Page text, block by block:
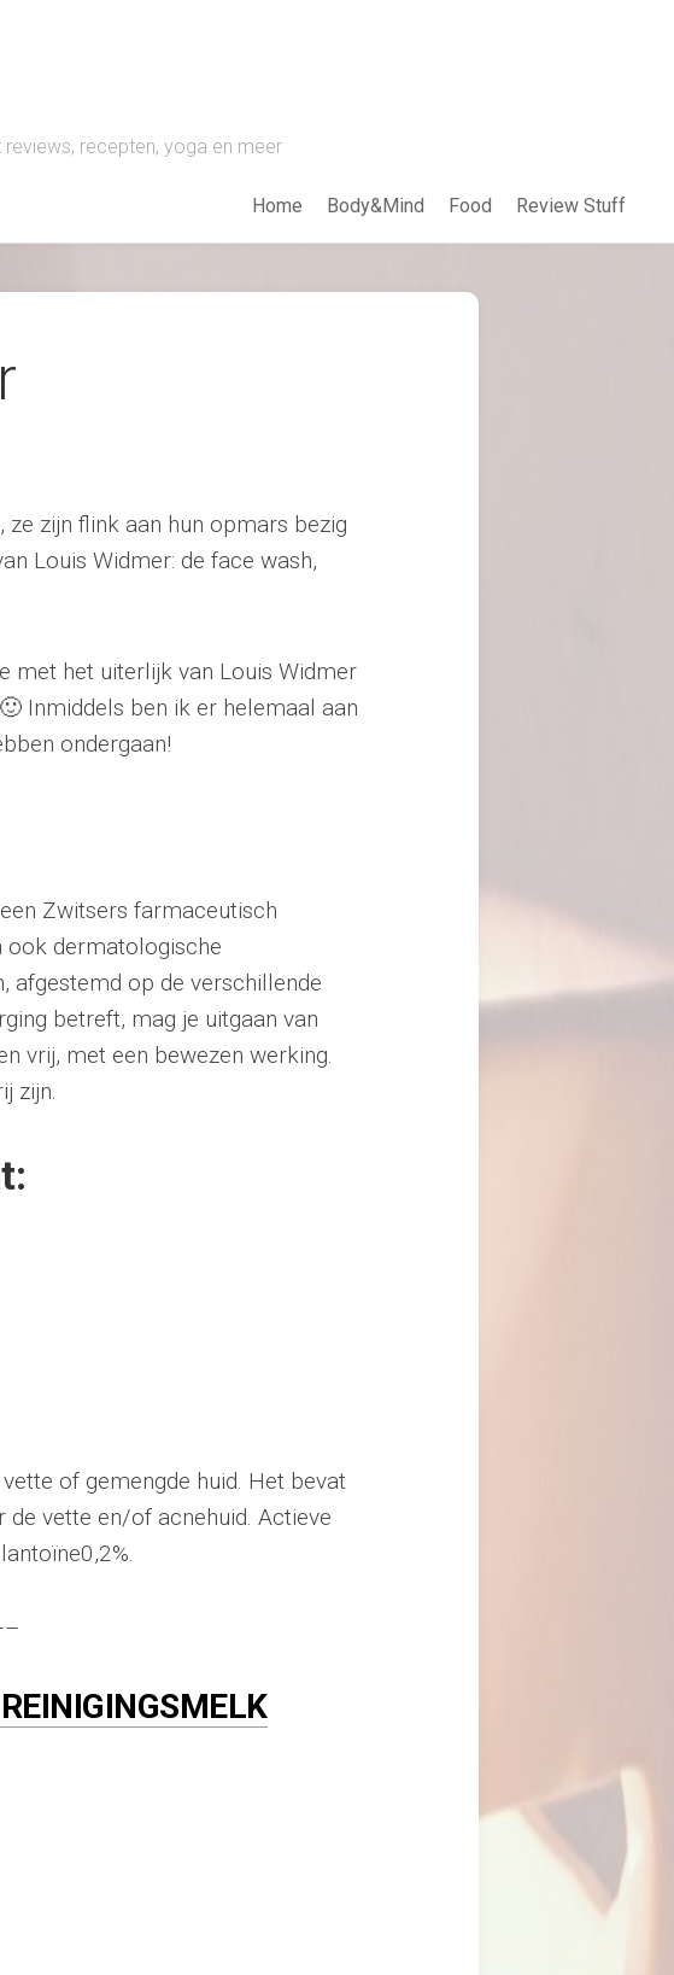
recepten, yoga en meer
Home Body&Mind Food Review Stuff
zijn flink aan hun opmars bezig
Louis Widmer: de face wash,
met het uiterlijk van Louis Widmer
Inmiddels ben ik er helemaal aan
ondergaan!
Zwitsers farmaceutisch
ook dermatologische
afgestemd op de verschillende
betreft, mag je uitgaan van
vrij, met een bewezen werking.
zijn.
of gemengde huid. Het bevat
vette en/of acnehuid. Actieve